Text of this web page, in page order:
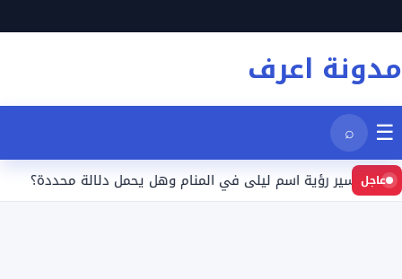
إلى
المحتوى
مدونة اعرف
☰
⌕
عاجل
تفسير رؤية اسم ليلى في المنام وهل يحمل دلالة محددة؟